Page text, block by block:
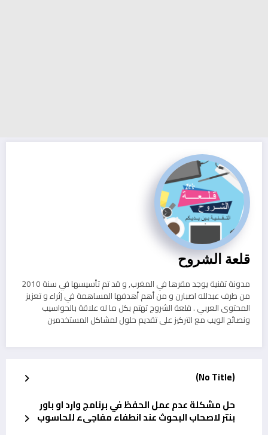
قلعة الشروح
مدونة تقنية يوجد مقرها في المغرب, و قد تم تأسيسها في سنة 2010
من طرف عبدلله اصبارن و من أهم أهدفها المساهمة في إثراء و تعزيز
المحتوى العربي . قلعة الشروح تهتم بكل ما له علاقة بالحواسيب
ونصائح الويب مع التركيز على تقديم حلول لمشاكل المستخدمين
(No Title)
حل مشكلة عدم عمل الحفظ في برنامج وارد او باور
بنتر لاصحاب البحوث عند انطفاء مفاجىء للحاسوب